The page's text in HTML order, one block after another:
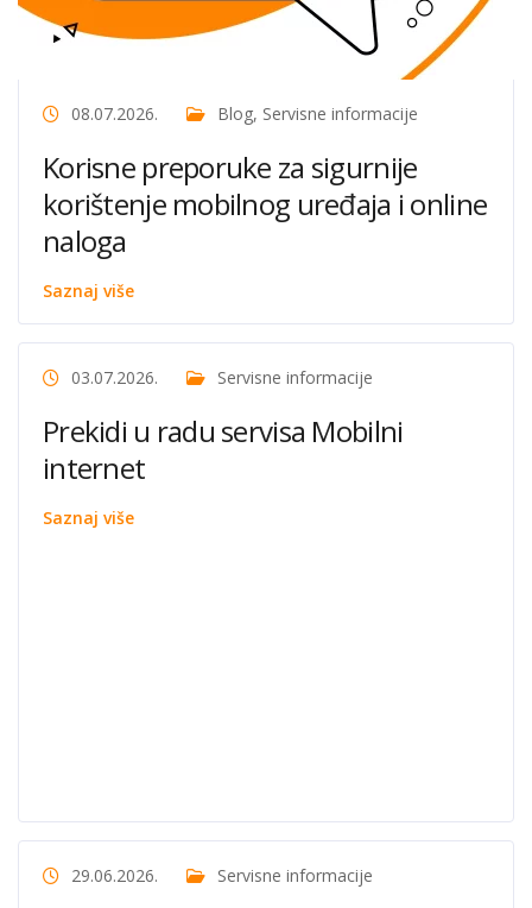
08.07.2026. Blog, Servisne informacije
Korisne preporuke za sigurnije
korištenje mobilnog uređaja i online
naloga
Saznaj više
03.07.2026. Servisne informacije
Prekidi u radu servisa Mobilni
internet
Saznaj više
29.06.2026. Servisne informacije